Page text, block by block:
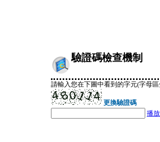
驗證碼檢查機制
請輸入您在下圖中看到的字元(字母
更換驗證碼
播